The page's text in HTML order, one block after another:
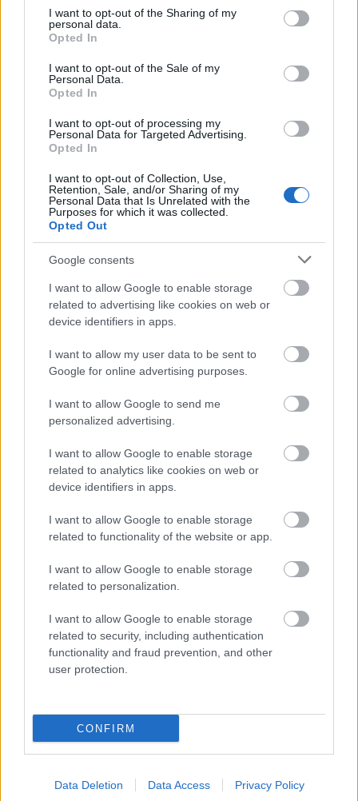
not limited to your visit or usage behaviour. You may click to
grant or deny consent to Google and its third-party tags to
use your data for below specified purposes in below Google
consent section.
I want to opt-out of the Sharing of my
personal data.
Opted In
I want to opt-out of the Sale of my
Personal Data.
Opted In
I want to opt-out of processing my
Personal Data for Targeted Advertising.
Opted In
I want to opt-out of Collection, Use,
Retention, Sale, and/or Sharing of my
Personal Data that Is Unrelated with the
Purposes for which it was collected.
Opted Out
Google consents
I want to allow Google to enable storage
related to advertising like cookies on web or
device identifiers in apps.
I want to allow my user data to be sent to
Google for online advertising purposes.
I want to allow Google to send me
personalized advertising.
I want to allow Google to enable storage
related to analytics like cookies on web or
device identifiers in apps.
I want to allow Google to enable storage
related to functionality of the website or app.
I want to allow Google to enable storage
related to personalization.
I want to allow Google to enable storage
related to security, including authentication
functionality and fraud prevention, and other
user protection.
CONFIRM
Data Deletion Data Access Privacy Policy
A dzsessz volt az élete – a Gonda
Jánosról regényt író Szántó T.
Gáborral beszélgettünk [Podcast]
beatkorSzaki•2025. január 24.
„Mindig higgadt volt és mértéktartó, mintha azt
akarta volna másoknak megtanítani, hogyan
szabályozzanak szépen egy vulkánt, miközben
jazzprofesszor című regénye címszereplőjéről Szántó
T. Gábor. A zongoraművész, zeneszerző és
zenetörténész Gonda János…
Történetmondó „sacctrombitával” ‒
Domonkos István és a Domi-dalok
„…elegem van a sablonokból, F-dúr, d-moll, g-moll,
bekölniznek s papírvirággal a hasadon a
konyhaasztalra terítenek…” – írja Kitömött madár
Domonkos István, akivel képzeletben akár ma is…